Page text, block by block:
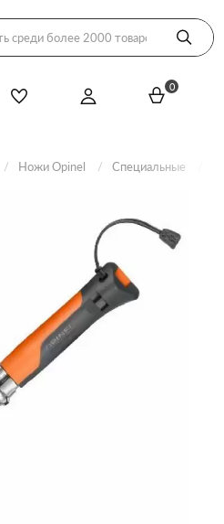
0
Ножи Opinel Специальные